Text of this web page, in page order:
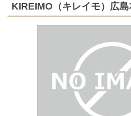
KIREIMO（キレイモ）広